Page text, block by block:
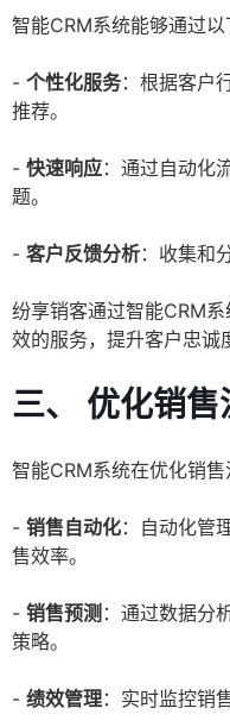
智能CRM系统能够通过以
- 个性化服务：根据客户
推荐。
- 快速响应：通过自动化
题。
- 客户反馈分析：收集和
纷享销客通过智能CRM
效的服务，提升客户忠诚
三、 优化销售
智能CRM系统在优化销售
- 销售自动化：自动化管
售效率。
- 销售预测 ：通过数据分
策略。
- 绩效管理：实时监控销